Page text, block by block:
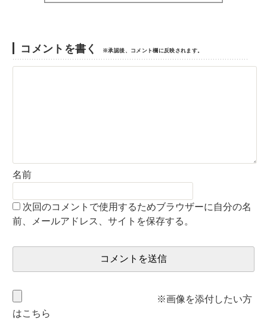
コメントを書く ※承認後、コメント欄に反映されます。
名前
次回のコメントで使用するためブラウザーに自分の名
前、メールアドレス、サイトを保存する。
※画像を添付したい方
はこちら